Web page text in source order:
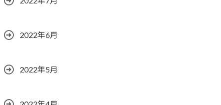
2022年6月
2022年5月